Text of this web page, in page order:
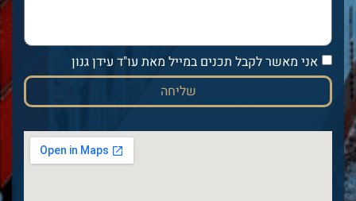
אני מאשר לקבל תכנים במייל מאת עו"ד עידן גנון
שליחה